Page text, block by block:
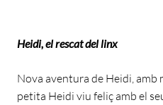
Heidi, el rescat del linx
Nova aventura de Heidi, amb
petita Heidi viu feliç amb el